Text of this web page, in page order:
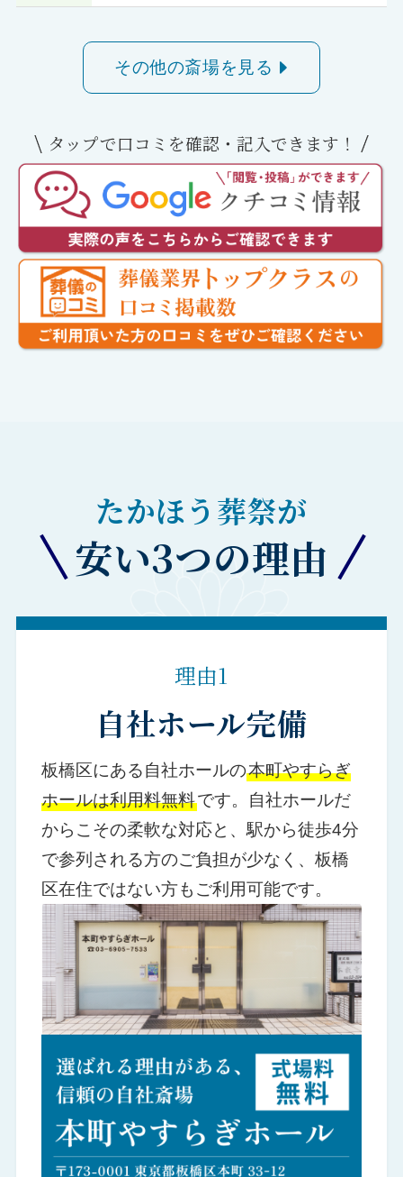
その他の斎場を見る
タップで口コミを確認・記入できます！
たかほう葬祭が
安い3つの理由
理由1
自社ホール完備
板橋区にある自社ホールの本町やすらぎ
ホールは利用料無料です。自社ホールだ
からこその柔軟な対応と、駅から徒歩4分
で参列される方のご負担が少なく、板橋
区在住ではない方もご利用可能です。